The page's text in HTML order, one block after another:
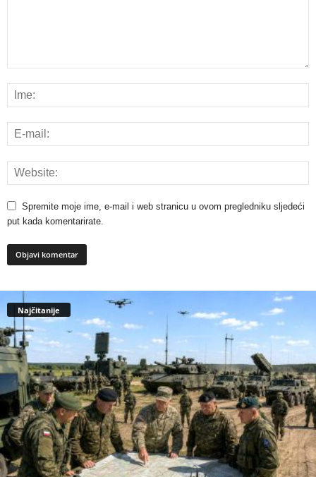
Spremite moje ime, e-mail i web stranicu u ovom pregledniku sljedeći
put kada komentarirate.
Najčitanije